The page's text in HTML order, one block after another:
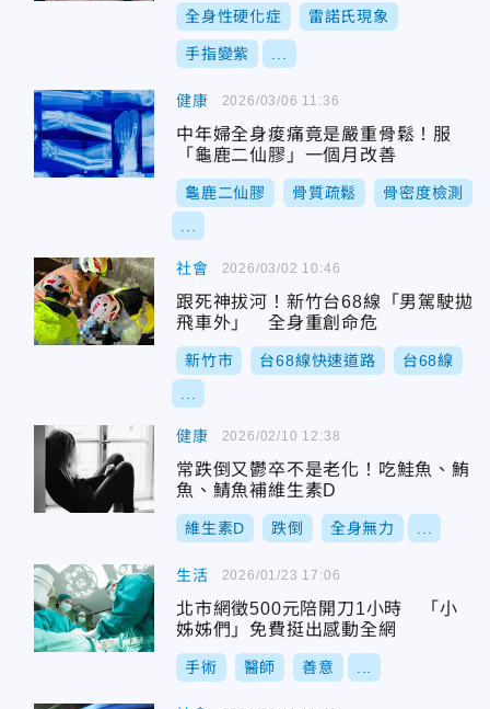
全身性硬化症 雷諾氏現象
手指變紫
健康
中年婦全身痠痛竟是嚴重骨鬆！服
「龜鹿二仙膠」一個月改善
龜鹿二仙膠 骨質疏鬆 骨密度檢測
2026/03/06 11:36
社會
跟死神拔河！新竹台68線「男駕駛拋
飛車外」 全身重創命危
新竹市 台68線快速道路 台68線
2026/03/02 10:46
健康
常跌倒又鬱卒不是老化！吃鮭魚、鮪
魚、鯖魚補維生素D
維生素D 跌倒 全身無力
2026/02/10 12:38
生活
北市網徵500元陪開刀1小時 「小
姊姊們」免費挺出感動全網
手術 醫師 善意
2026/01/23 17:06